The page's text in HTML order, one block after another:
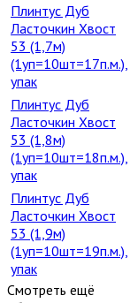
Плинтус Дуб
Ласточкин Хвост
53 (1,7м)
(1уп=10шт=17п.м.),
упак
Плинтус Дуб
Ласточкин Хвост
53 (1,8м)
(1уп=10шт=18п.м.),
упак
Плинтус Дуб
Ласточкин Хвост
53 (1,9м)
(1уп=10шт=19п.м.),
упак
Смотреть ещё